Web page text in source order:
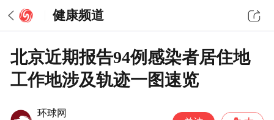
健康频道
北京近期报告94例感染者居住地
工作地涉及轨迹一图速览
环球网